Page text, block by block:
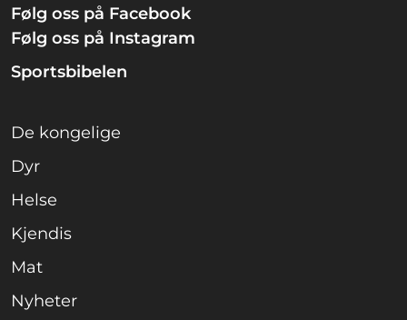
Følg oss på Facebook
Følg oss på Instagram
Sportsbibelen
De kongelige
Dyr
Helse
Kjendis
Mat
Nyheter